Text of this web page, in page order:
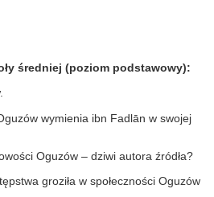
średniej (poziom podstawowy):
wymienia ibn Fadlān w swojej
Oguzów – dziwi autora źródła?
groziła w społeczności Oguzów